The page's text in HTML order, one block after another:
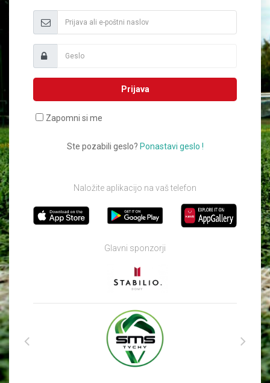
Prijava
Zapomni si me
Ste pozabili geslo? Ponastavi geslo !
Naložite aplikacijo na vaš telefon
Glavni sponzorji